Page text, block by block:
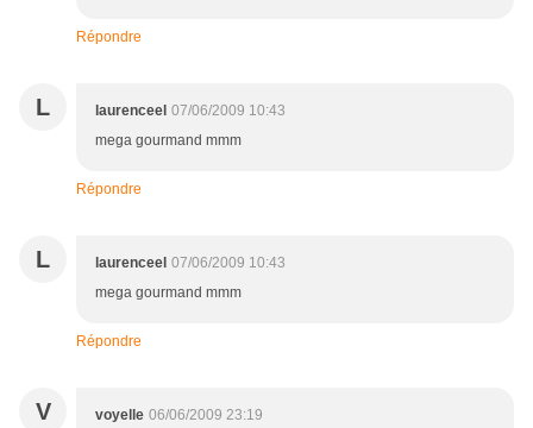
Répondre
L laurenceel 07/06/2009 10:43
mega gourmand mmm
Répondre
L laurenceel 07/06/2009 10:43
mega gourmand mmm
Répondre
V voyelle 06/06/2009 23:19